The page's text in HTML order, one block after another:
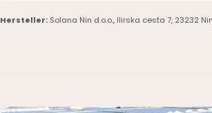
Hersteller: Solana Nin d.o.o., Ilirska cesta 7, 23232